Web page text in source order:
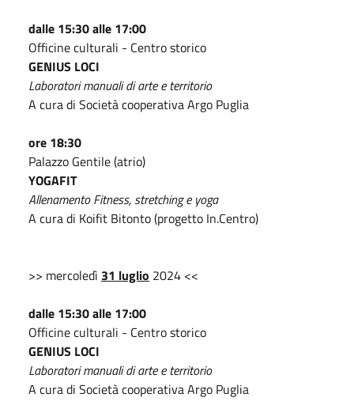
dalle 15:30 alle 17:00
Officine culturali - Centro storico
GENIUS LOCI
Laboratori manuali di arte e territorio
A cura di Società cooperativa Argo Puglia
ore 18:30
Palazzo Gentile (atrio)
YOGAFIT
Allenamento Fitness, stretching e yoga
A cura di Koifit Bitonto (progetto In.Centro)
>> mercoledì 31 luglio 2024 <<
dalle 15:30 alle 17:00
Officine culturali - Centro storico
GENIUS LOCI
Laboratori manuali di arte e territorio
A cura di Società cooperativa Argo Puglia